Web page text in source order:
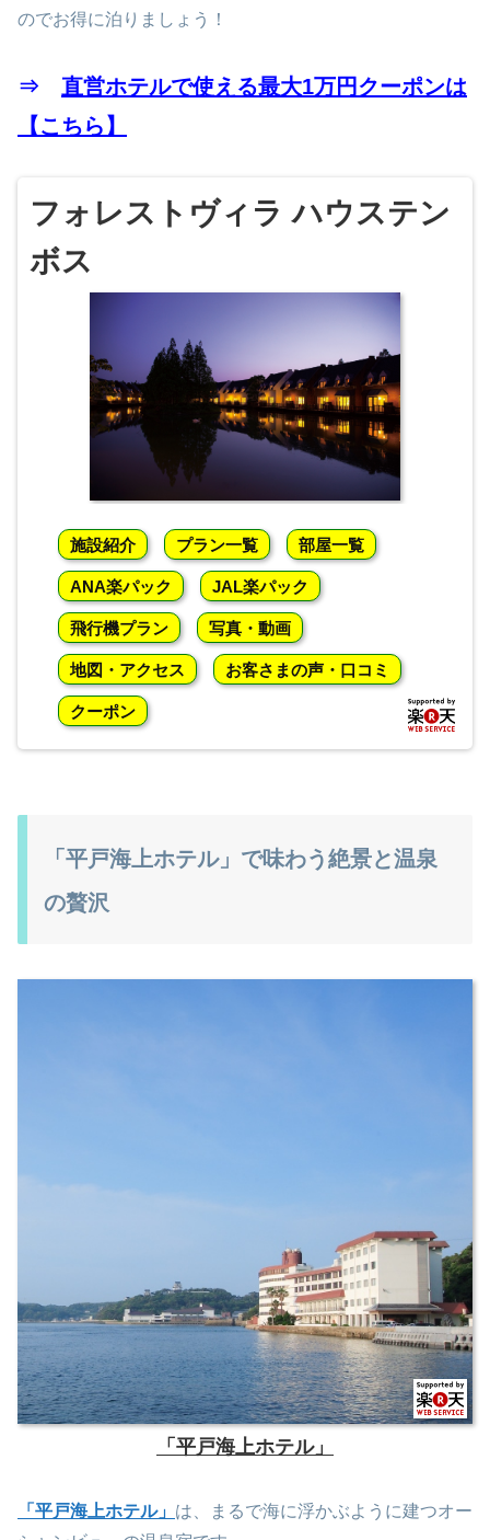
のでお得に泊りましょう！
⇒ 直営ホテルで使える最大1万円クーポンは
【こちら】
フォレストヴィラ ハウステン
ボス
施設紹介 プラン一覧 部屋一覧
ANA楽パック JAL楽パック
飛行機プラン 写真・動画
地図・アクセス お客さまの声・口コミ
クーポン
「平戸海上ホテル」で味わう絶景と温泉
の贅沢
「平戸海上ホテル」
「平戸海上ホテル」 は、まるで海に浮かぶように建つオー